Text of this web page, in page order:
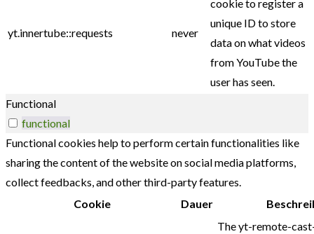
yt.innertube::requests never
cookie to register a
unique ID to store
data on what videos
from YouTube the
user has seen.
Functional
functional
Functional cookies help to perform certain functionalities like
sharing the content of the website on social media platforms,
collect feedbacks, and other third-party features.
Cookie
Dauer
The yt-remote-